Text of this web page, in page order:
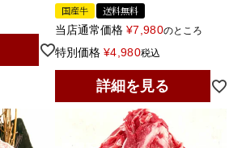
国産牛
送料無料
当店通常価格 ¥7,980のところ
特別価格 ¥4,980税込
詳細を見る